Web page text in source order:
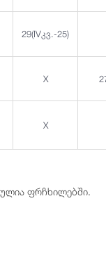
29(IVკვ.-25)
X
X
ფრჩხილებში.